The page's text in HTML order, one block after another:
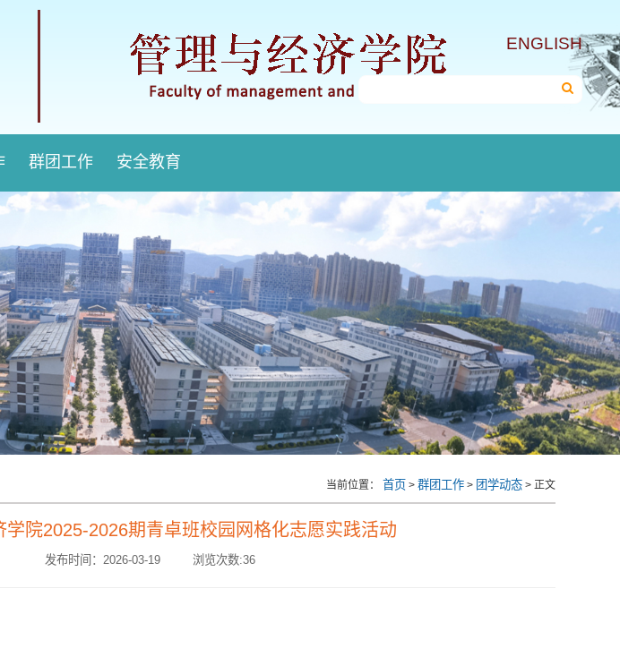
ENGLISH
群团工作 安全教育
当前位置： 首页 > 群团工作 > 团学动态 > 正文
学院2025-2026期青卓班校园网格化志愿实践活动
发布时间：2026-03-19 浏览次数:36